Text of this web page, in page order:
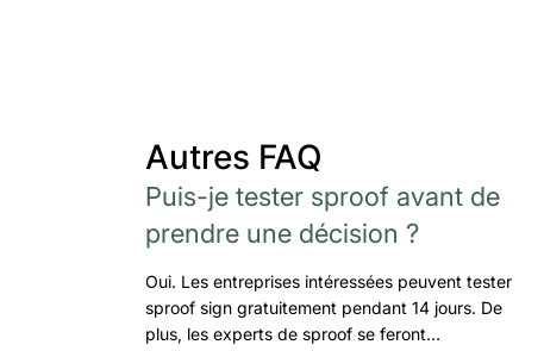
Autres FAQ
Puis-je tester sproof avant de
prendre une décision ?
Oui. Les entreprises intéressées peuvent tester
sproof sign gratuitement pendant 14 jours. De
plus, les experts de sproof se feront…